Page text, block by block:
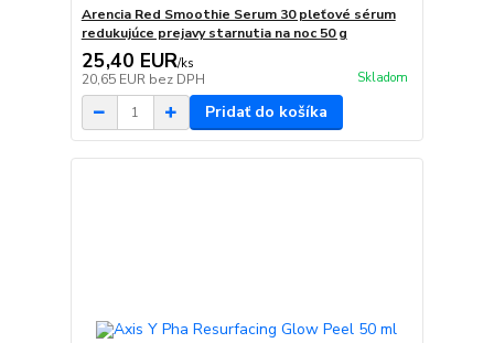
Arencia Red Smoothie Serum 30 pleťové sérum
redukujúce prejavy starnutia na noc 50 g
25,40 EUR/ks
20,65 EUR bez DPH Skladom
Pridať do košíka